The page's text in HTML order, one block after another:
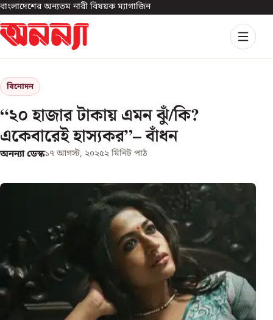
বাংলাদেশের অন্যতম নারী বিষয়ক ম্যাগাজিন
বিনোদন
“২০ হাজার টাকায় এমন ঝুঁ/কি?
একেবারেই হাস্যকর”– বাঁধন
অনন্যা ডেস্ক১৭ আগস্ট, ২০২৫২ মিনিট পাঠ